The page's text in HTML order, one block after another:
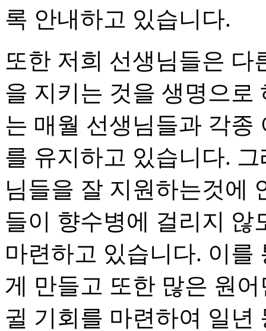
록 안내하고 있습니다.
또한 저희 선생님들은 다
을 지키는 것을 생명으로
는 매월 선생님들과 각종
를 유지하고 있습니다.
님들을 잘 지원하는것에
들이 향수병에 걸리지 않
마련하고 있습니다. 이를
게 만들고 또한 많은 원
귈 기회를 마련하여 일년